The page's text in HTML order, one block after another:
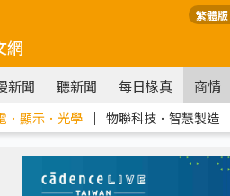
繁體版
網
新聞 聽新聞 每日椽真 商情
．顯示．光學 ｜ 物聯科技．智慧製造